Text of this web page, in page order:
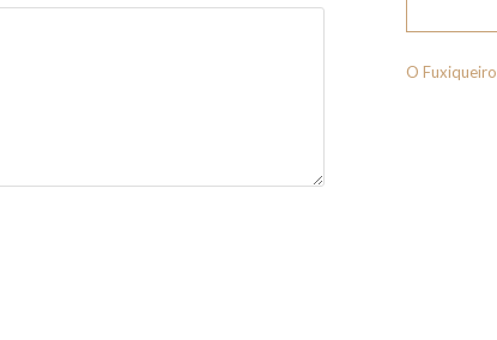
O Fuxiqueiro